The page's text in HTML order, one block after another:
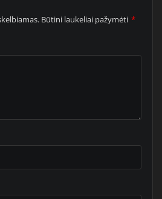
Būtini laukeliai pažymėti *